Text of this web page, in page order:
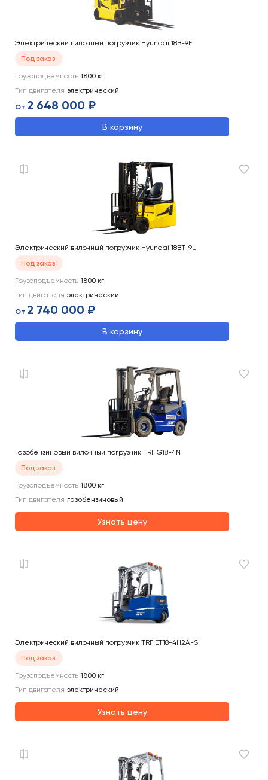
Электрический вилочный погрузчик Hyundai 18B-9F
Под заказ
Грузоподъемность 1800 кг
Тип двигателя электрический
От 2 648 000 ₽
В корзину
Электрический вилочный погрузчик Hyundai 18BT-9U
Под заказ
Грузоподъемность 1800 кг
Тип двигателя электрический
От 2 740 000 ₽
В корзину
Газобензиновый вилочный погрузчик TRF G18-4N
Под заказ
Грузоподъемность 1800 кг
Тип двигателя газобензиновый
Узнать цену
Электрический вилочный погрузчик TRF ET18-4H2A-S
Под заказ
Грузоподъемность 1800 кг
Тип двигателя электрический
Узнать цену